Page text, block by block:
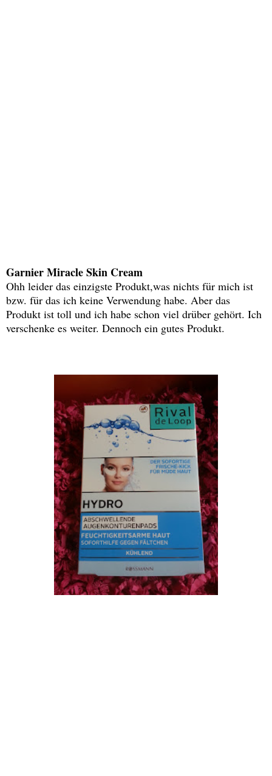
Garnier Miracle Skin Cream
Ohh leider das einzigste Produkt,was nichts für mich ist
bzw. für das ich keine Verwendung habe. Aber das
Produkt ist toll und ich habe schon viel drüber gehört. Ich
verschenke es weiter. Dennoch ein gutes Produkt.